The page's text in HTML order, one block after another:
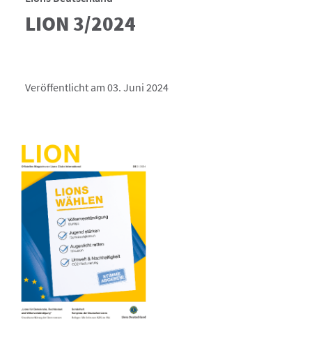
LION 3/2024
Veröffentlicht am 03. Juni 2024